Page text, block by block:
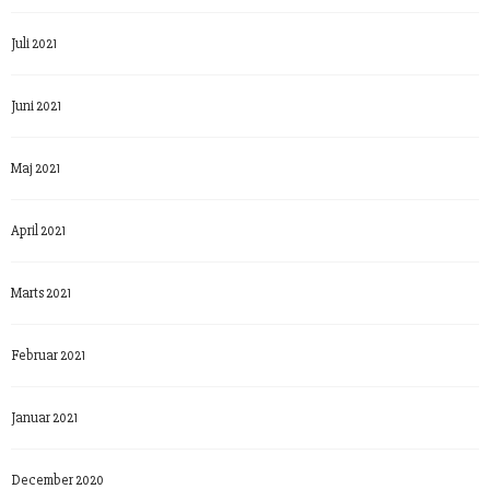
Juli 2021
Juni 2021
Maj 2021
April 2021
Marts 2021
Februar 2021
Januar 2021
December 2020